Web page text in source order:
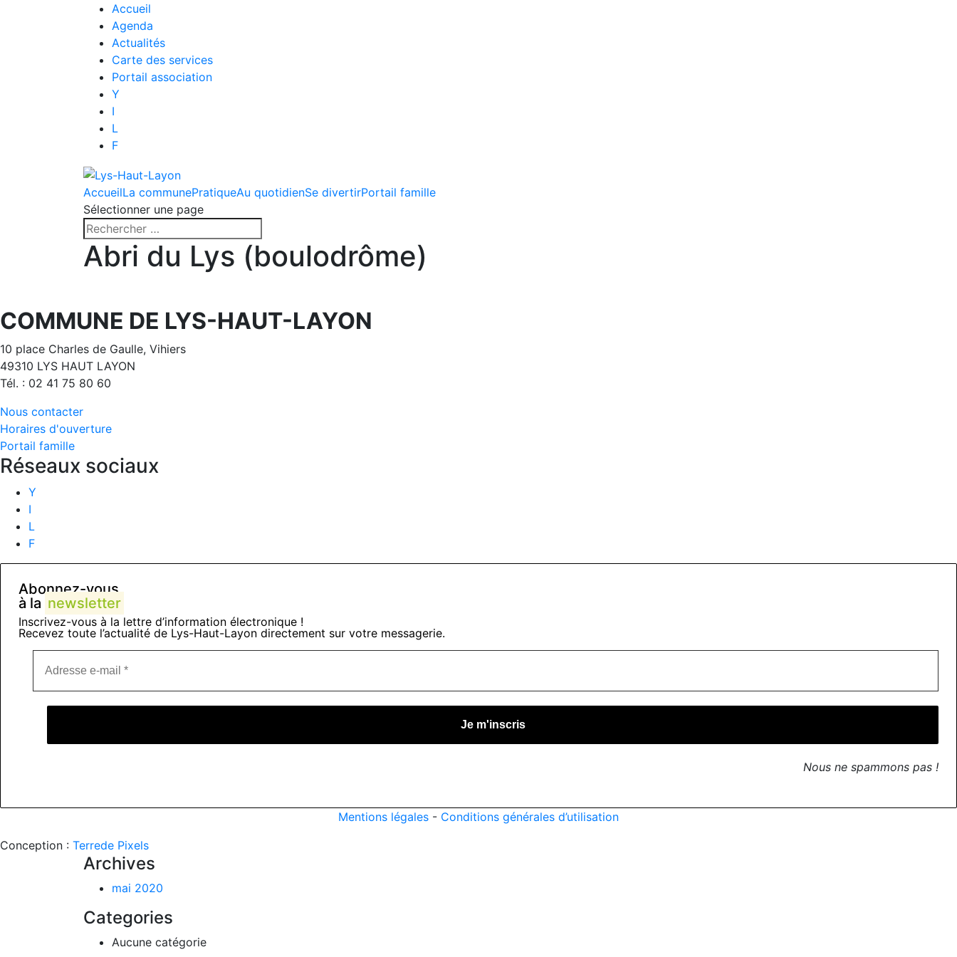
Accueil
Agenda
Actualités
Carte des services
Portail association
Y
I
L
F
AccueilLa communePratiqueAu quotidienSe divertirPortail famille
Sélectionner une page
Abri du Lys (boulodrôme)
COMMUNE DE LYS-HAUT-LAYON
10 place Charles de Gaulle, Vihiers
49310 LYS HAUT LAYON
Tél. : 02 41 75 80 60
Nous contacter
Horaires d'ouverture
Portail famille
Réseaux sociaux
Y
I
L
F
Abonnez-vous
à la newsletter
Inscrivez-vous à la lettre d’information électronique !
Recevez toute l’actualité de Lys-Haut-Layon directement sur votre messagerie.
Nous ne spammons pas !
Mentions légales - Conditions générales d’utilisation
Conception : Terrede Pixels
Archives
mai 2020
Categories
Aucune catégorie